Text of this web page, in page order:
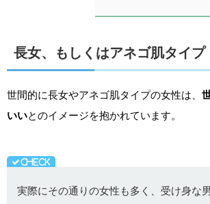
長女、もしくはアネゴ肌タイプ
世間的に長女やアネゴ肌タイプの女性は、
いいとのイメージを抱かれています。
実際にその通りの女性も多く、受け身な